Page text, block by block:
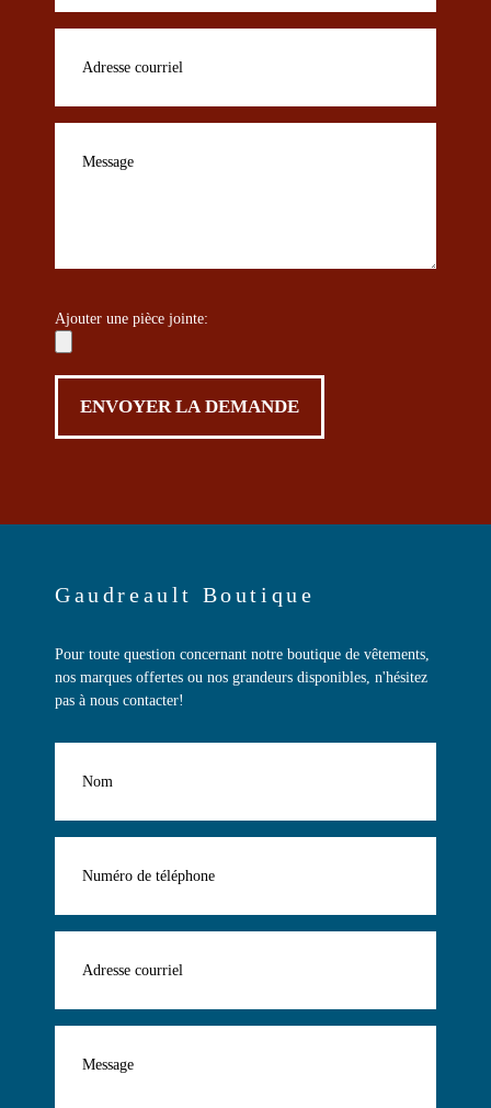
Ajouter une pièce jointe:
Gaudreault Boutique
Pour toute question concernant notre boutique de vêtements,
nos marques offertes ou nos grandeurs disponibles, n'hésitez
pas à nous contacter!